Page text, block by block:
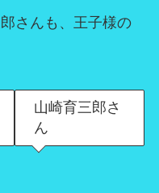
さんも、王子様の
山崎育三郎さ
ん